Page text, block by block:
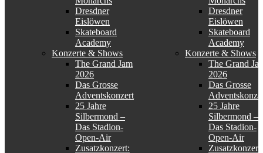
Dresdner
Eislöwen
Skateboard
Academy
Konzerte & Shows
The Grand Jam
2026
Das Grosse
Adventskonzert
25 Jahre
Silbermond –
Das Stadion-
Open-Air
Zusatzkonzert:
Dresdner
Eislöwen
Skateboard
Academy
Konzerte & Shows
The Grand
2026
Das Grosse
25 Jahre
Silbermond –
Das Stadion-
Open-Air
Zusatzkonzert: